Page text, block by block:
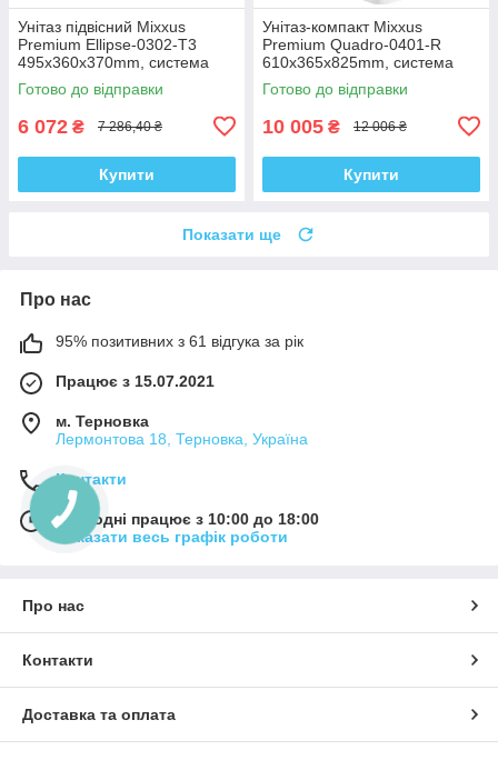
Унітаз підвісний Mixxus
Premium Ellipse-0302-T3
495x360x370mm, система
змиву Tornado 3.0 (MP6462)
Готово до відправки
6 072 ₴ 7 286,40 ₴
Купити
Унітаз-компакт Mixxus
Premium Quadro-0401-R
610x365x825mm, система
змиву RIMLESS (MP6457)
Готово до відправки
10 005 ₴ 12 006 ₴
Купити
Показати ще
Про нас
95% позитивних з 61 відгука за рік
Працює з 15.07.2021
м. Терновка
Лермонтова 18, Терновка, Україна
Контакти
Сьогодні працює з 10:00 до 18:00
Показати весь графік роботи
Про нас
Контакти
Доставка та оплата